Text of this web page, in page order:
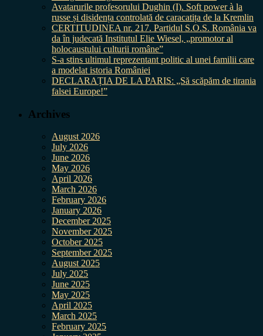
Avatarurile profesorului Dughin (I). Soft power à la
russe și disidența controlată de caracatița de la Kremlin
CERTITUDINEA nr. 217. Partidul S.O.S. România va
da în judecată Institutul Elie Wiesel, „promotor al
holocaustului culturii române”
S-a stins ultimul reprezentant politic al unei familii care
a modelat istoria României
DECLARAȚIA DE LA PARIS: „Să scăpăm de tirania
falsei Europe!”
Archives
August 2026
July 2026
June 2026
May 2026
April 2026
March 2026
February 2026
January 2026
December 2025
November 2025
October 2025
September 2025
August 2025
July 2025
June 2025
May 2025
April 2025
March 2025
February 2025